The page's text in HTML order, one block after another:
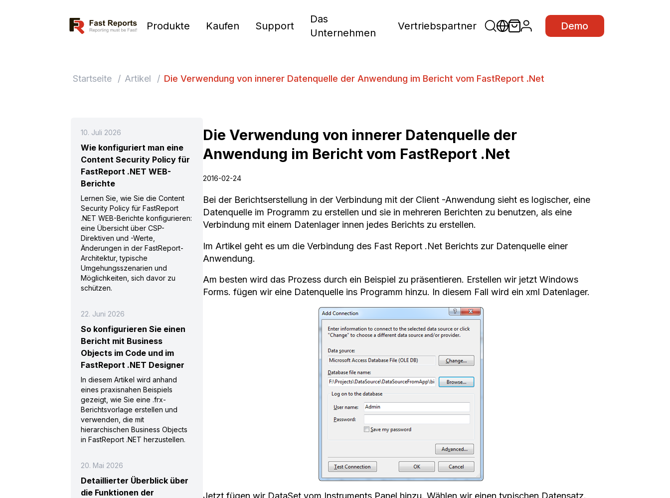
Fast Reports Produkte Kaufen Support
Das
Unternehmen
Vertriebspartner Demo
Startseite / Artikel / Die Verwendung von innerer Datenquelle der Anwendung im Bericht vom FastReport .Net
Die Verwendung von innerer Datenquelle der
Anwendung im Bericht vom FastReport .Net
2016-02-24
Bei der Berichtserstellung in der Verbindung mit der Client -Anwendung sieht es logischer, eine
Datenquelle im Programm zu erstellen und sie in mehreren Berichten zu benutzen, als eine
Verbindung mit einem Datenlager innen jedes Berichts zu erstellen.
Im Artikel geht es um die Verbindung des Fast Report .Net Berichts zur Datenquelle einer
Anwendung.
Am besten wird das Prozess durch ein Beispiel zu präsentieren. Erstellen wir jetzt Windows
Forms. fügen wir eine Datenquelle ins Programm hinzu. In diesem Fall wird ein xml Datenlager.
10. Juli 2026
Wie konfiguriert man eine
Content Security Policy für
FastReport .NET WEB-
Berichte
Lernen Sie, wie Sie die Content
Security Policy für FastReport
.NET WEB-Berichte konfigurieren:
eine Übersicht über CSP-
Direktiven und -Werte,
Änderungen in der FastReport-
Architektur, typische
Umgehungsszenarien und
Möglichkeiten, sich davor zu
schützen.
22. Juni 2026
So konfigurieren Sie einen
Bericht mit Business
Objects im Code und im
FastReport .NET Designer
In diesem Artikel wird anhand
eines praxisnahen Beispiels
gezeigt, wie Sie eine .frx-
Berichtsvorlage erstellen und
verwenden, die mit
hierarchischen Business Objects
in FastReport .NET herzustellen.
20. Mai 2026
Detaillierter Überblick über
die Funktionen der